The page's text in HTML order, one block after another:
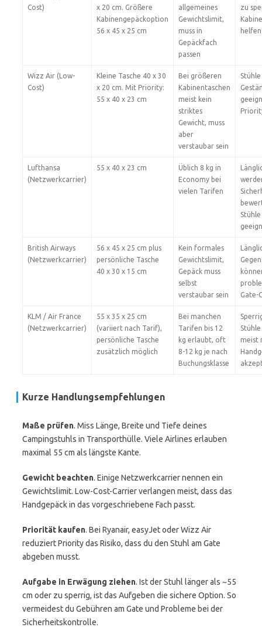
Cost)
x 20 cm. Größere
Kabinengepäckoption
56 x 45 x 25 cm
allgemeines
Gewichtslimit,
muss in
Gepäckfach
passen
zu
helfen
Wizz Air (Low-
Cost)
Kleine Tasche 40 x 30
x 20 cm. Mit Priority:
55 x 40 x 23 cm
Bei größeren
Kabinentaschen
meist kein
striktes
Gewicht, muss
aber
verstaubar sein
Lufthansa
(Netzwerkcarrier)
55 x 40 x 23 cm
Üblich 8 kg in
Economy bei
vielen Tarifen
British Airways
(Netzwerkcarrier)
56 x 45 x 25 cm plus
persönliche Tasche
40 x 30 x 15 cm
Kein formales
Gewichtslimit,
Gepäck muss
selbst
verstaubar sein
Gate-
KLM / Air France
(Netzwerkcarrier)
55 x 35 x 25 cm
(variiert nach Tarif),
persönliche Tasche
zusätzlich möglich
Bei manchen
Tarifen bis 12
kg erlaubt, oft
8-12 kg je nach
Buchungsklasse
meist
Kurze Handlungsempfehlungen
Maße prüfen. Miss Länge, Breite und Tiefe deines
Campingstuhls in Transporthülle. Viele Airlines erlauben
maximal 55 cm als längste Kante.
Gewicht beachten. Einige Netzwerkcarrier nennen ein
Gewichtslimit. Low-Cost-Carrier verlangen meist, dass das
Handgepäck in das vorgeschriebene Fach passt.
Priorität kaufen. Bei Ryanair, easyJet oder Wizz Air
reduziert Priority das Risiko, dass du den Stuhl am Gate
abgeben musst.
Aufgabe in Erwägung ziehen. Ist der Stuhl länger als ~55
cm oder zu sperrig, ist das Aufgeben die sichere Option. So
vermeidest du Gebühren am Gate und Probleme bei der
Sicherheitskontrolle.